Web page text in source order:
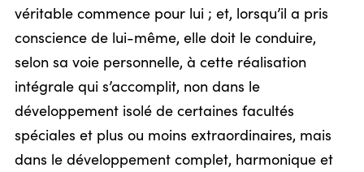
véritable commence pour lui ; et, lorsqu’il a pris
conscience de lui-même, elle doit le conduire,
selon sa voie personnelle, à cette réalisation
intégrale qui s’accomplit, non dans le
développement isolé de certaines facultés
spéciales et plus ou moins extraordinaires, mais
dans le développement complet, harmonique et